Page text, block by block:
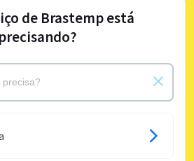
de Brastemp está
precisando?